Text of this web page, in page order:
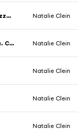
Dallapiccola: Ciaccona, Intermezzo e Adagio: II. Intermezzo. Allegro, con espressione drastica Natalie Clein
Dallapiccola: Ciaccona, Intermezzo e Adagio: I. Ciaccona. Con larghezza Natalie Clein
Natalie Clein
Natalie Clein
Natalie Clein